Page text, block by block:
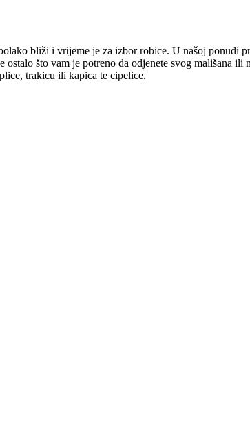
bliži i vrijeme je za izbor robice. U našoj ponudi
što vam je potreno da odjenete svog mališana
trakicu ili kapica te cipelice.